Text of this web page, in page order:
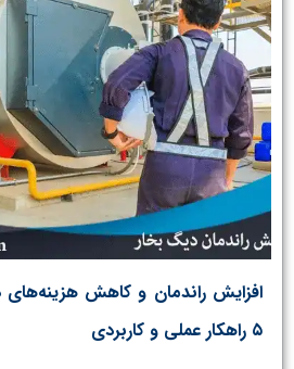
افزایش راندمان و کاهش هزینه‌های
۵ راهکار عملی و کاربردی